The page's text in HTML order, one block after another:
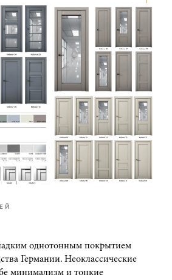
однотонным покрытием
Германии. Неоклассические
минимализм и тонкие